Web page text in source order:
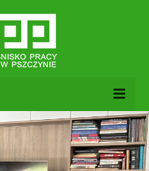
24
MAJ 2026